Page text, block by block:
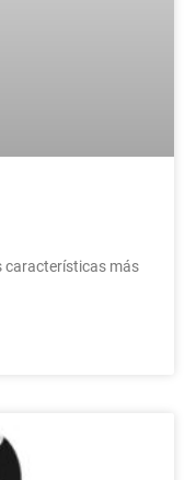
características más